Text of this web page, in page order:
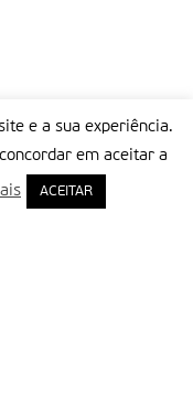
e a sua experiência.
em aceitar a
ACEITAR